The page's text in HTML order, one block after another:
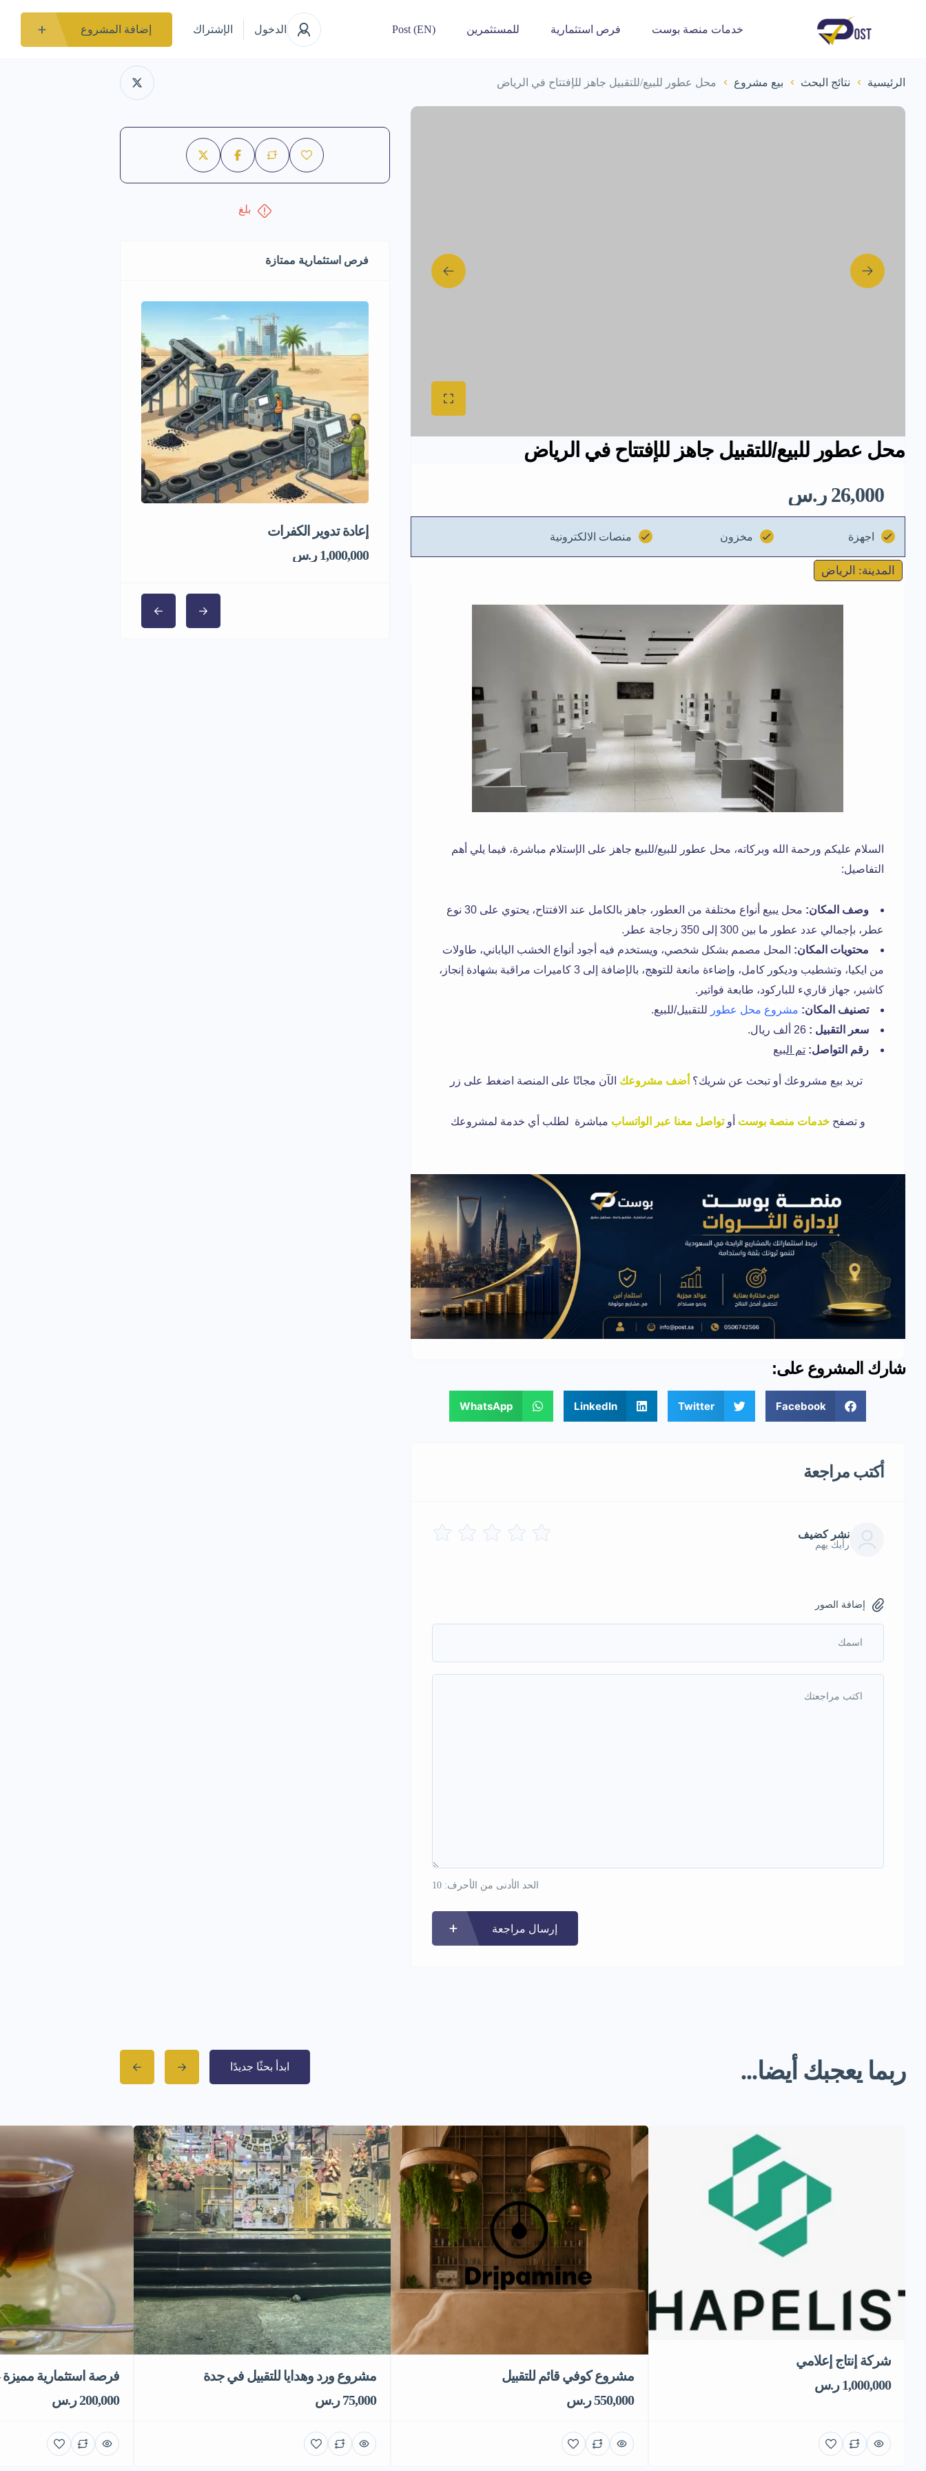
خدمات منصة بوست فرص استثمارية للمستثمرين Post (EN) الدخول الإشتراك إضافة المشروع
الرئيسية نتائج البحث بيع مشروع محل عطور للبيع/للتقبيل جاهز للإفتتاح في الرياض
محل عطور للبيع/للتقبيل جاهز للإفتتاح في الرياض
26,000 ر.س
اجهزة مخزون منصات الالكترونية
المدينة: الرياض
السلام عليكم ورحمة الله وبركاته، محل عطور للبيع/للبيع جاهز على الإستلام مباشرة، فيما يلي أهم
التفاصيل:
وصف المكان:
محل يبيع أنواع مختلفة من العطور، جاهز بالكامل عند الافتتاح، يحتوي على 30 نوع
عطر، بإجمالي عدد عطور ما بين 300 إلى 350 زجاجة عطر.
محتويات المكان: المحل مصمم بشكل شخصي، ويستخدم فيه أجود أنواع الخشب الياباني، طاولات
من ايكيا، وتشطيب وديكور كامل، وإضاءة مانعة للتوهج، بالإضافة إلى 3 كاميرات مراقبة بشهادة إنجاز،
كاشير، جهاز قاريء للباركود، طابعة فواتير.
تصنيف المكان: مشروع محل عطور للتقبيل/للبيع.
سعر التقبيل :
رقم التواصل: تم البيع
تريد بيع مشروعك أو تبحث عن شريك؟ أضف مشروعك الآن مجانًا على المنصة اضغط على زر
وتصفحخدمات منصة بوست أو تواصل معنا عبر الواتساب مباشرة لطلب أي خدمة لمشروعك
شارك المشروع على:
Facebook
Twitter
LinkedIn
WhatsApp
أكتب مراجعة
نشر كضيف
رأيك يهم
إضافة الصور
الحد الأدنى من الأحرف: 10
إرسال مراجعة
بلغ
فرص استثمارية ممتازة
إعادة تدوير الكفرات
1,000,000 ر.س
ربما يعجبك أيضا... ابدأ بحثًا جديدًا
شركة إنتاج إعلامي
1,000,000 ر.س
مشروع كوفي قائم للتقبيل
550,000 ر.س
مشروع ورد وهدايا للتقبيل في جدة
75,000 ر.س
فرصة استثمارية
200,000 ر.س